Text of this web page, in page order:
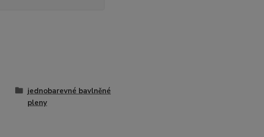
jednobarevné bavlněné
pleny